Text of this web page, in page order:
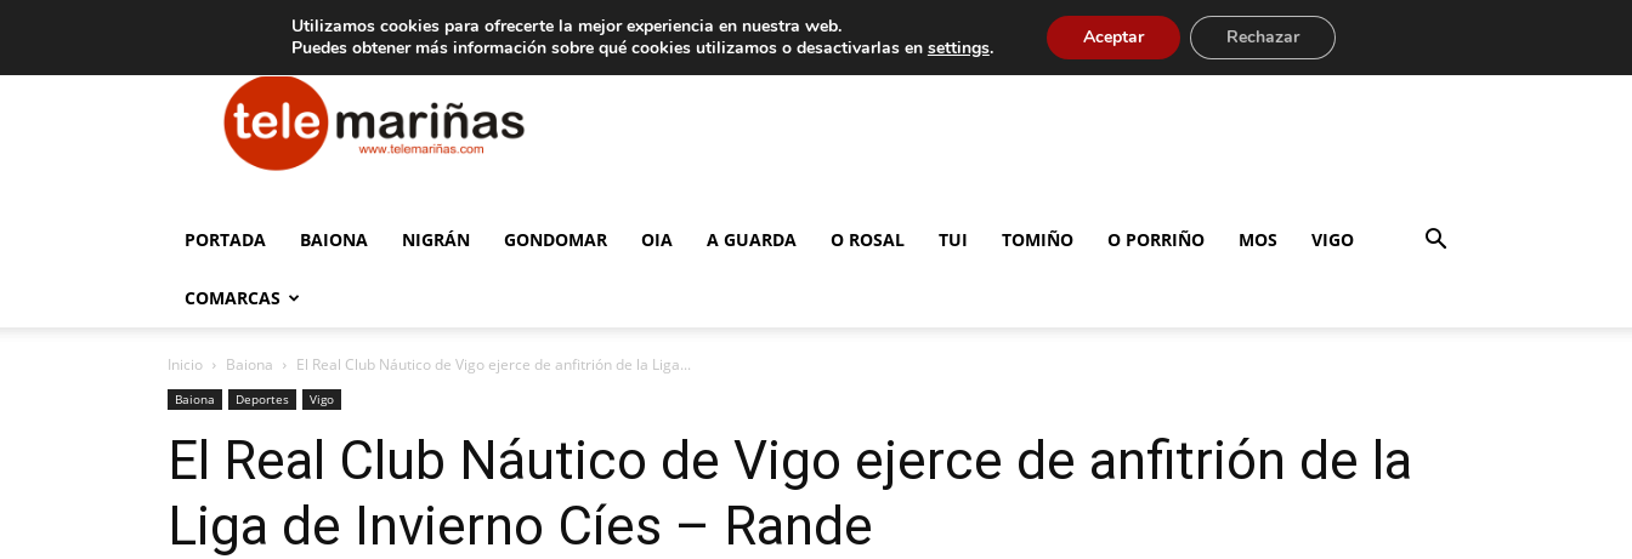
Aviso legal Tarifas de publicidad
Telemariñas
PORTADA BAIONA NIGRÁN GONDOMAR OIA A GUARDA O ROSAL TUI TOMIÑO O PORRIÑO MOS VIGO
COMARCAS
Inicio Baiona El Real Club Náutico de Vigo ejerce de anfitrión de la Liga...
Baiona Deportes Vigo
El Real Club Náutico de Vigo ejerce de anfitrión de la
Liga de Invierno Cíes – Rande
Utilizamos cookies para ofrecerte la mejor experiencia en nuestra web.
Puedes obtener más información sobre qué cookies utilizamos o desactivarlas en settings. Aceptar Rechazar